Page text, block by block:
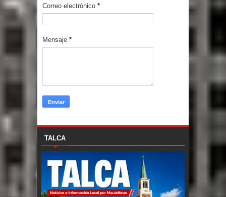
Correo electrónico *
Mensaje *
TALCA